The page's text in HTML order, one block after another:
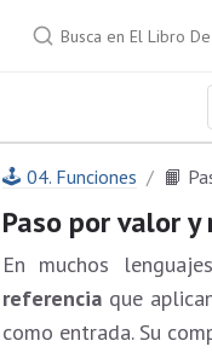
🕹 04. Funciones 📙
Paso por valor y
En muchos
referencia que
como entrada. Su